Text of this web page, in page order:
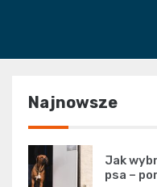
Najnowsze
Jak
psa –